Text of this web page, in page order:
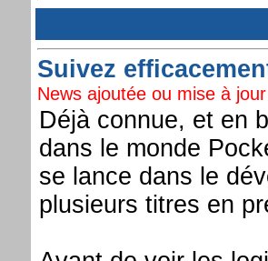
Suivez
News ajoutée ou mise à
Déjà connue, et en
dans le monde
se lance dans le
plusieurs titres en